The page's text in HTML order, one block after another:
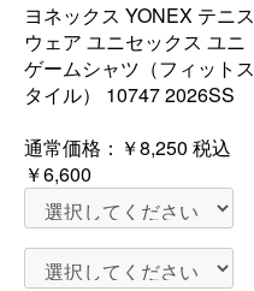
ヨネックス YONEX テニス
ウェア ユニセックス ユニ
ゲームシャツ（フィットス
タイル） 10747 2026SS
通常価格： ￥8,250 税込
￥6,600